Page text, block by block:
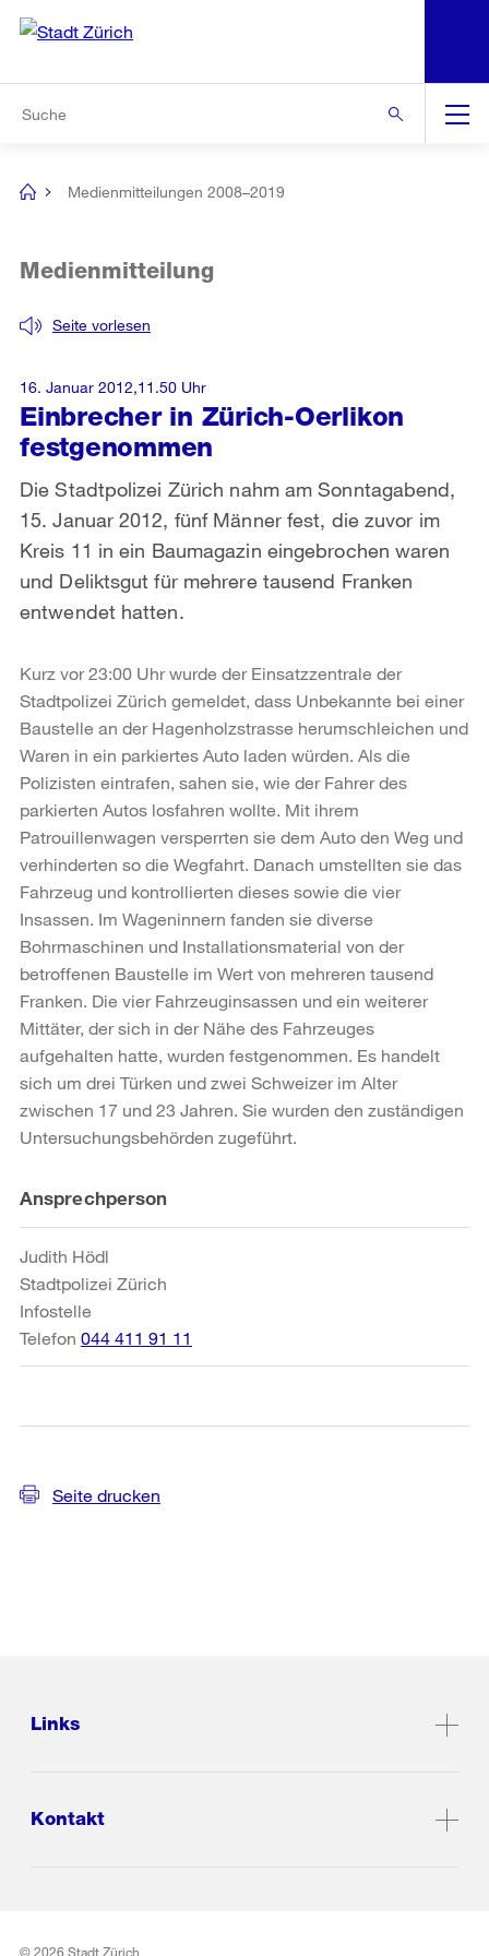
Navigation
[no
Medienmitteilungen 2008–2019
Einbrecher in Zürich-Oerlikon
festgenommen
Seite vorlesen
Medienmitteilung
Die Stadtpolizei Zürich nahm am Sonntagabend,
15. Januar 2012, fünf Männer fest, die zuvor im
Kreis 11 in ein Baumagazin eingebrochen waren
und Deliktsgut für mehrere tausend Franken
entwendet hatten.
16. Januar 2012,11.50 Uhr
Kurz vor 23:00 Uhr wurde der Einsatzzentrale der
Stadtpolizei Zürich gemeldet, dass Unbekannte bei einer
Baustelle an der Hagenholzstrasse herumschleichen und
Waren in ein parkiertes Auto laden würden. Als die
Polizisten eintrafen, sahen sie, wie der Fahrer des
parkierten Autos losfahren wollte. Mit ihrem
Patrouillenwagen versperrten sie dem Auto den Weg und
verhinderten so die Wegfahrt. Danach umstellten sie das
Fahrzeug und kontrollierten dieses sowie die vier
Insassen. Im Wageninnern fanden sie diverse
Bohrmaschinen und Installationsmaterial von der
betroffenen Baustelle im Wert von mehreren tausend
Franken. Die vier Fahrzeuginsassen und ein weiterer
Mittäter, der sich in der Nähe des Fahrzeuges
aufgehalten hatte, wurden festgenommen. Es handelt
sich um drei Türken und zwei Schweizer im Alter
zwischen 17 und 23 Jahren. Sie wurden den zuständigen
Untersuchungsbehörden zugeführt.
Weitere
Informationen
Ansprechperson
Judith Hödl
Stadtpolizei Zürich
Infostelle
Telefon 044 411 91 11
Seite drucken
Links
Kontakt
© 2026 Stadt Zürich